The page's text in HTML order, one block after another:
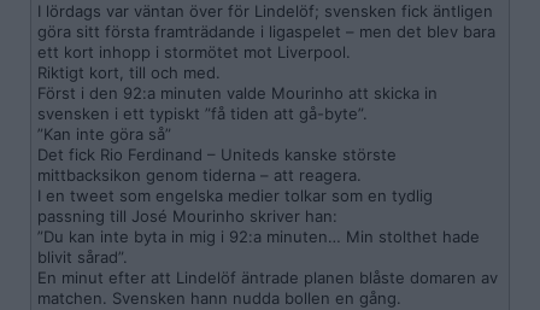
I lördags var väntan över för Lindelöf; svensken fick äntligen
göra sitt första framträdande i ligaspelet – men det blev bara
ett kort inhopp i stormötet mot Liverpool.
Riktigt kort, till och med.
Först i den 92:a minuten valde Mourinho att skicka in
svensken i ett typiskt ”få tiden att gå-byte”.
”Kan inte göra så”
Det fick Rio Ferdinand – Uniteds kanske störste
mittbacksikon genom tiderna – att reagera.
I en tweet som engelska medier tolkar som en tydlig
passning till José Mourinho skriver han:
”Du kan inte byta in mig i 92:a minuten… Min stolthet hade
blivit sårad”.
En minut efter att Lindelöf äntrade planen blåste domaren av
matchen. Svensken hann nudda bollen en gång.